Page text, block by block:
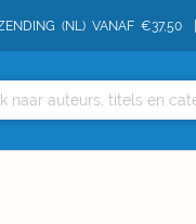
(NL) VANAF €37,50